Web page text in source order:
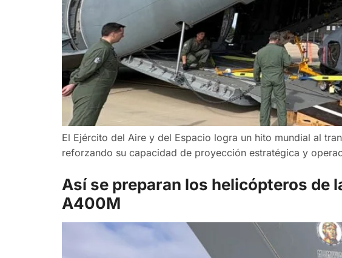
El Ejército del Aire y del Espacio logra un hito mundial al
reforzando su capacidad de proyección estratégica y
Así se preparan los helicópteros de
A400M